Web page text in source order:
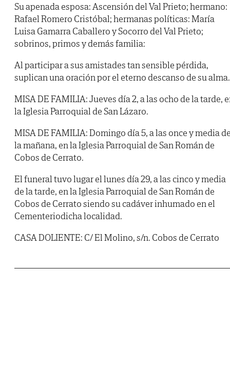
Su apenada esposa: Ascensión del Val Prieto; hermano:
Rafael Romero Cristóbal; hermanas políticas: María
Luisa Gamarra Caballero y Socorro del Val Prieto;
sobrinos, primos y demás familia:
Al participar a sus amistades tan sensible pérdida,
suplican una oración por el eterno descanso de su alma.
MISA DE FAMILIA: Jueves día 2, a las ocho de la tarde,
la Iglesia Parroquial de San Lázaro.
MISA DE FAMILIA: Domingo día 5, a las once y media
la mañana, en la Iglesia Parroquial de San Román de
Cobos de Cerrato.
El funeral tuvo lugar el lunes día 29, a las cinco y media
de la tarde, en la Iglesia Parroquial de San Román de
Cobos de Cerrato siendo su cadáver inhumado en el
Cementeriodicha localidad.
CASA DOLIENTE: C/ El Molino, s/n. Cobos de Cerrato